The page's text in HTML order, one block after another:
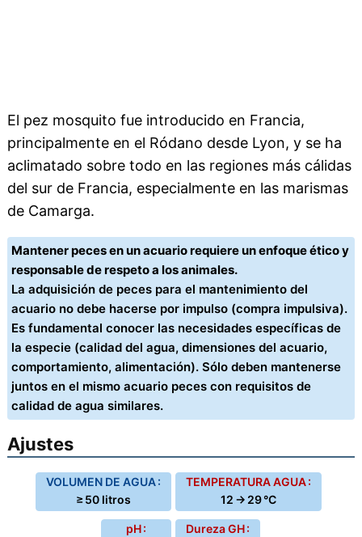
El pez mosquito fue introducido en Francia,
principalmente en el Ródano desde Lyon, y se ha
aclimatado sobre todo en las regiones más cálidas
del sur de Francia, especialmente en las marismas
de Camarga.
Mantener peces en un acuario requiere un enfoque ético y
responsable de respeto a los animales.
La adquisición de peces para el mantenimiento del
acuario no debe hacerse por impulso (compra impulsiva).
Es fundamental conocer las necesidades específicas de
la especie (calidad del agua, dimensiones del acuario,
comportamiento, alimentación). Sólo deben mantenerse
juntos en el mismo acuario peces con requisitos de
calidad de agua similares.
Ajustes
VOLUMEN DE AGUA :
≥ 50 litros
TEMPERATURA AGUA :
12 → 29 °C
pH :
Dureza GH :